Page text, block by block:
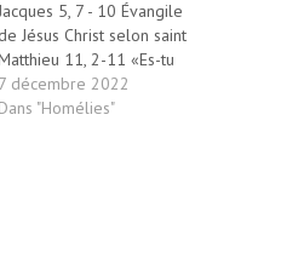
5, 7 - 10 Évangile
de Jésus Christ selon saint
11, 2-11 «Es-tu
Celui qui doit venir ?»
« Es-tu celui qui doit venir
7 décembre 2022
Dans "Homélies"